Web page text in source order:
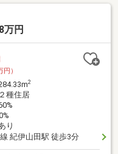
万円
円）
2
種住居
り
紀伊山田駅 徒歩3分